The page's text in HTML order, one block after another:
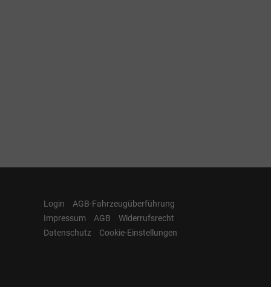
Login
AGB-Fahrzeugüberführung
Impressum
AGB
Widerrufsrecht
Datenschutz
Cookie-Einstellungen